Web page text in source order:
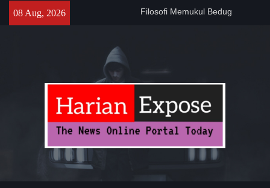
08 Aug, 2026
141 Tahun Stasiun Slawi : “Dari
Tuntas